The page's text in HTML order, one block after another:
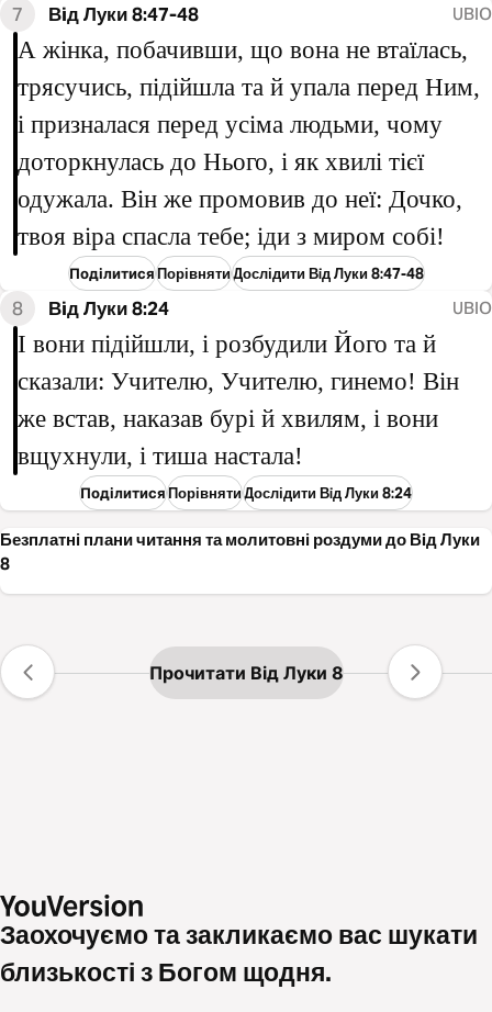
7 Вiд Луки 8:47-48 UBIO
А жінка, побачивши, що вона не втаїлась,
трясучись, підійшла та й упала перед Ним,
і призналася перед усіма людьми, чому
доторкнулась до Нього, і як хвилі тієї
одужала. Він же промовив до неї: Дочко,
твоя віра спасла тебе; іди з миром собі!
ПоділитисяПорівнятиДослідити Вiд Луки 8:47-48
8 Вiд Луки 8:24 UBIO
І вони підійшли, і розбудили Його та й
сказали: Учителю, Учителю, гинемо! Він
же встав, наказав бурі й хвилям, і вони
вщухнули, і тиша настала!
ПоділитисяПорівнятиДослідити Вiд Луки 8:24
Безплатні плани читання та молитовні роздуми до Вiд Луки
8
Прочитати Вiд Луки 8
Заохочуємо та закликаємо вас шукати
близькості з Богом щодня.